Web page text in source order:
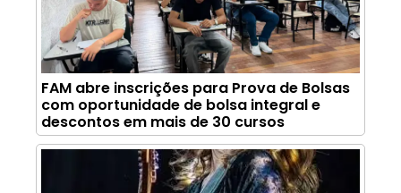
FAM abre inscrições para Prova de Bolsas
com oportunidade de bolsa integral e
descontos em mais de 30 cursos